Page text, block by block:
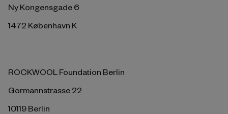
Ny Kongensgade 6
1472 København K
ROCKWOOL Foundation Berlin
Gormannstrasse 22
10119 Berlin